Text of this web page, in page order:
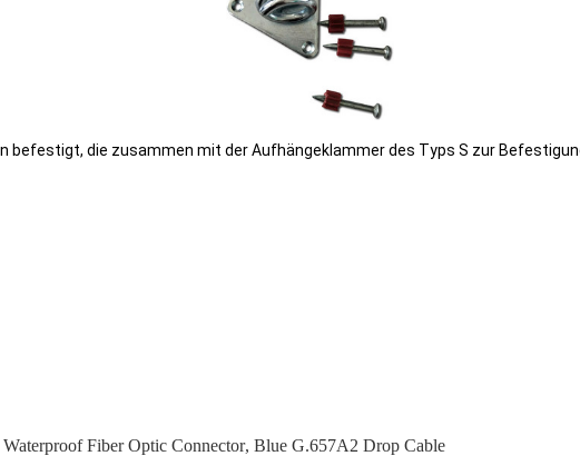
befestigt, die zusammen mit der Aufhängeklammer des Typs S zur
Waterproof Fiber Optic Connector, Blue G.657A2 Drop Cable